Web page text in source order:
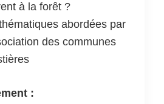
à la forêt ?
abordées par
des communes
: